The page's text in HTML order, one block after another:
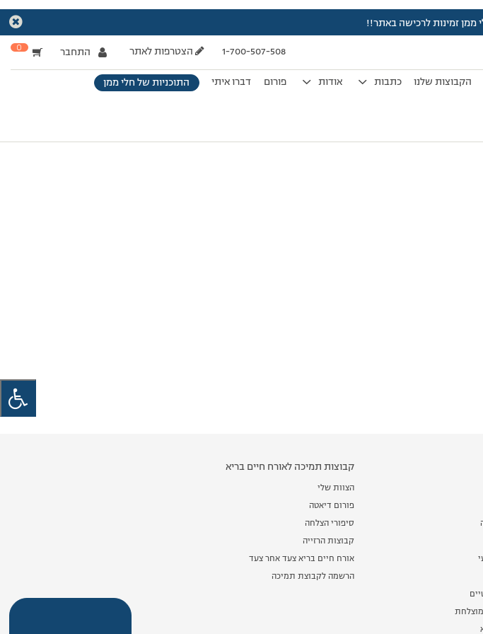
ממן זמינות לרכישה באתר!!
1-700-507-508 הצטרפות לאתר התחבר 0
הקבוצות שלנו כתבות אודות פורום דברו איתי התוכניות של חלי ממן
קבוצות תמיכה לאורח חיים בריא
הצוות שלי
פורום דיאטה
סיפורי הצלחה
קבוצות הרזייה
אורח חיים בריא צעד אחר צעד
הרשמה לקבוצת תמיכה